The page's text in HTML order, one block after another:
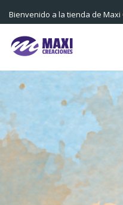
Bienvenido a la tienda de Maxi